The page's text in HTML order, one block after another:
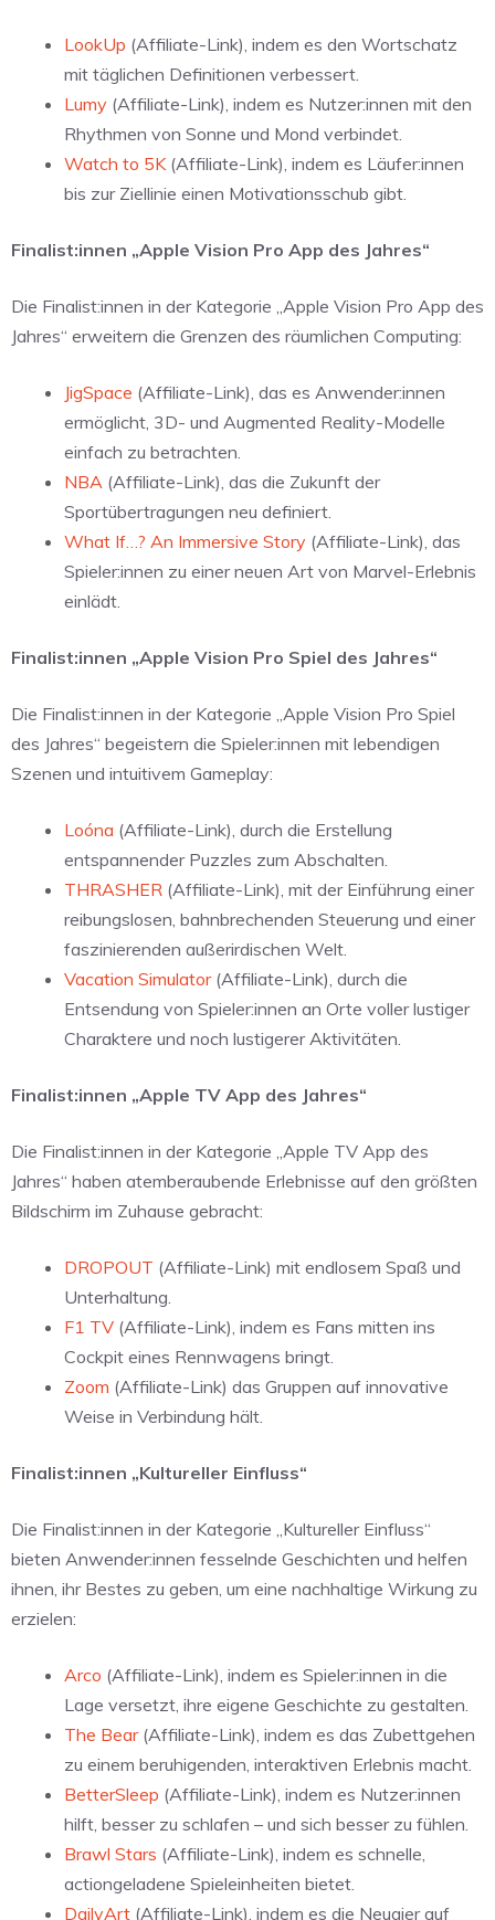
LookUp (Affiliate-Link), indem es den Wortschatz
mit täglichen Definitionen verbessert.
Lumy (Affiliate-Link), indem es Nutzer:innen mit den
Rhythmen von Sonne und Mond verbindet.
Watch to 5K (Affiliate-Link), indem es Läufer:innen
bis zur Ziellinie einen Motivationsschub gibt.
Finalist:innen „Apple Vision Pro App des Jahres“
Die Finalist:innen in der Kategorie „Apple Vision Pro App des
Jahres“ erweitern die Grenzen des räumlichen Computing:
JigSpace (Affiliate-Link), das es Anwender:innen
ermöglicht, 3D- und Augmented Reality-Modelle
einfach zu betrachten.
NBA (Affiliate-Link), das die Zukunft der
Sportübertragungen neu definiert.
What If…? An Immersive Story (Affiliate-Link), das
Spieler:innen zu einer neuen Art von Marvel-Erlebnis
einlädt.
Finalist:innen „Apple Vision Pro Spiel des Jahres“
Die Finalist:innen in der Kategorie „Apple Vision Pro Spiel
des Jahres“ begeistern die Spieler:innen mit lebendigen
Szenen und intuitivem Gameplay:
Loóna (Affiliate-Link), durch die Erstellung
entspannender Puzzles zum Abschalten.
THRASHER (Affiliate-Link), mit der Einführung einer
reibungslosen, bahnbrechenden Steuerung und einer
faszinierenden außerirdischen Welt.
Vacation Simulator(Affiliate-Link), durch die
Entsendung von Spieler:innen an Orte voller lustiger
Charaktere und noch lustigerer Aktivitäten.
Finalist:innen „Apple TV App des Jahres“
Die Finalist:innen in der Kategorie „Apple TV App des
Jahres“ haben atemberaubende Erlebnisse auf den größten
Bildschirm im Zuhause gebracht:
DROPOUT (Affiliate-Link) mit endlosem Spaß und
Unterhaltung.
F1 TV (Affiliate-Link), indem es Fans mitten ins
Cockpit eines Rennwagens bringt.
Zoom (Affiliate-Link) das Gruppen auf innovative
Weise in Verbindung hält.
Finalist:innen „Kultureller Einfluss“
Die Finalist:innen in der Kategorie „Kultureller Einfluss“
bieten Anwender:innen fesselnde Geschichten und helfen
ihnen, ihr Bestes zu geben, um eine nachhaltige Wirkung zu
erzielen:
Arco (Affiliate-Link), indem es Spieler:innen in die
Lage versetzt, ihre eigene Geschichte zu gestalten.
The Bear(Affiliate-Link), indem es das Zubettgehen
zu einem beruhigenden, interaktiven Erlebnis macht.
BetterSleep (Affiliate-Link), indem es Nutzer:innen
hilft, besser zu schlafen – und sich besser zu fühlen.
Brawl Stars (Affiliate-Link), indem es schnelle,
actiongeladene Spieleinheiten bietet.
DailyArt (Affiliate-Link), indem es die Neugier auf